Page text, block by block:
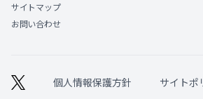
サイトマップ
お問い合わせ
個人情報保護方針 サイトポ